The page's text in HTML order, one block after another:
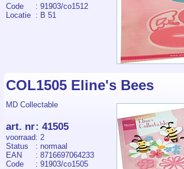
Code
: 91903/co1512
Locatie : B 51
COL1505 Eline's Bees
MD Collectable
art. nr: 41505
voorraad: 2
Status
: normaal
EAN
: 8716697064233
Code
: 91903/co1505